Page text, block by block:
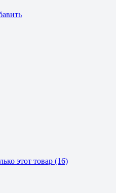
этот товар (16)